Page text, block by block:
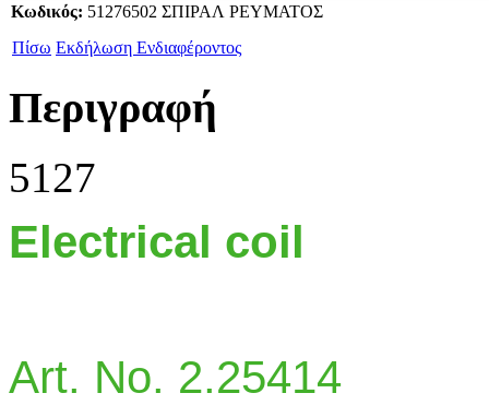
Κωδικός: 51276502 ΣΠΙΡΑΛ ΡΕΥΜΑΤΟΣ
Πίσω Εκδήλωση Ενδιαφέροντος
Περιγραφή
5127
Electrical coil
Art. No. 2.25414